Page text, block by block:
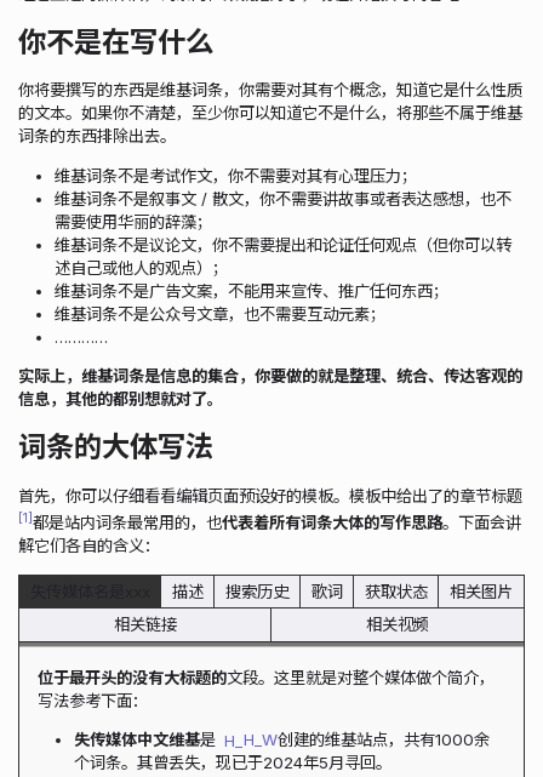
你不是在写什么
你将要撰写的东西是维基词条，你需要对其有个概念，知道它是什么性质
的文本。如果你不清楚，至少你可以知道它不是什么，将那些不属于维基
词条的东西排除出去。
维基词条不是考试作文，你不需要对其有心理压力；
维基词条不是叙事文 / 散文，你不需要讲故事或者表达感想，也不
需要使用华丽的辞藻；
维基词条不是议论文，你不需要提出和论证任何观点（但你可以转
述自己或他人的观点）；
维基词条不是广告文案，不能用来宣传、推广任何东西；
维基词条不是公众号文章，也不需要互动元素；
…………
实际上，维基词条是信息的集合，你要做的就是整理、统合、传达客观的
信息，其他的都别想就对了。
词条的大体写法
首先，你可以仔细看看编辑页面预设好的模板。模板中给出了的章节标题
1 都是站内词条最常用的，也代表着所有词条大体的写作思路。下面会讲
解它们各自的含义：
描述 搜索历史 歌词 获取状态
相关图片
相关链接
相关视频
位于最开头的没有大标题的文段。这里就是对整个媒体做个简介，
写法参考下面：
失传媒体中文维基是 H_W创建的维基站点，共有1000余
个词条。其曾丢失，现已于2024年5月寻回。